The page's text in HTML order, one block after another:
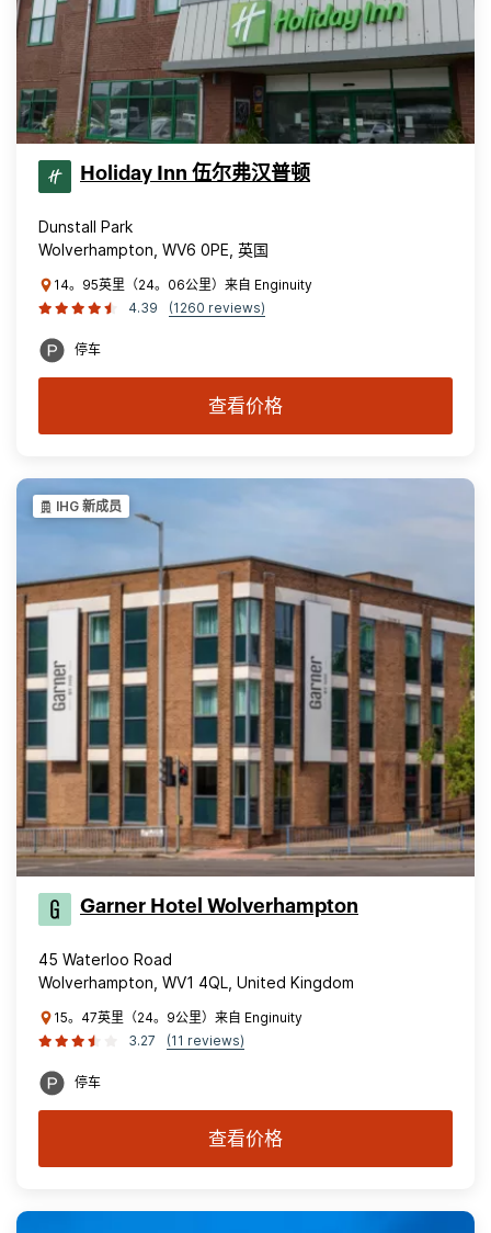
Holiday Inn 伍尔弗汉普顿
Dunstall Park
Wolverhampton, WV6 0PE, 英国
14。95英里（24。06公里）来自 Enginuity
4.39
(1260 reviews)
停车
查看价格
IHG 新成员
Garner Hotel Wolverhampton
45 Waterloo Road
Wolverhampton, WV1 4QL, United Kingdom
15。47英里（24。9公里）来自 Enginuity
3.27
(11 reviews)
停车
查看价格